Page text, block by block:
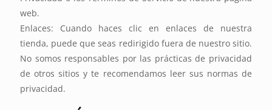
web.
Enlaces: Cuando haces clic en enlaces de nuestra
tienda, puede que seas redirigido fuera de nuestro sitio.
No somos responsables por las prácticas de privacidad
de otros sitios y te recomendamos leer sus normas de
privacidad.